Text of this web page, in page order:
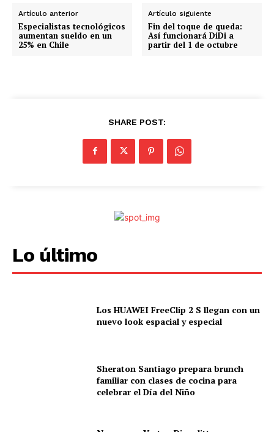
n
d
o
Artículo anterior
Especialistas tecnológicos
aumentan sueldo en un
25% en Chile
Artículo siguiente
Fin del toque de queda:
Así funcionará DiDi a
partir del 1 de octubre
SHARE POST:
Lo último
Los HUAWEI FreeClip 2 S llegan con un
nuevo look espacial y especial
Sheraton Santiago prepara brunch
familiar con clases de cocina para
celebrar el Día del Niño